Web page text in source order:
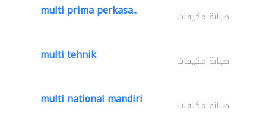
multi prima perkasa.. صيانة مكيفات
multi tehnik صيانة مكيفات
multi national mandiri صيانة مكيفات